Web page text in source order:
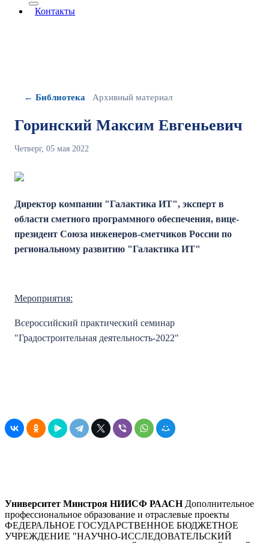
More about: сведения об организации
Контакты
← Библиотека Архивный материал
Горинский Максим Евгеньевич
Четверг, 05 мая 2022
Директор компании "Галактика ИТ", эксперт в
области сметного программного обеспечения, вице-
президент Союза инженеров-сметчиков России по
региональному развитию "Галактика ИТ"
Мероприятия:
Всероссийский практический семинар
"Градостроительная деятельность-2022"
Университет Минстроя НИИСФ РААСН Дополнительное
профессиональное образование и отраслевые проекты
ФЕДЕРАЛЬНОЕ ГОСУДАРСТВЕННОЕ БЮДЖЕТНОЕ
УЧРЕЖДЕНИЕ "НАУЧНО-ИССЛЕДОВАТЕЛЬСКИЙ